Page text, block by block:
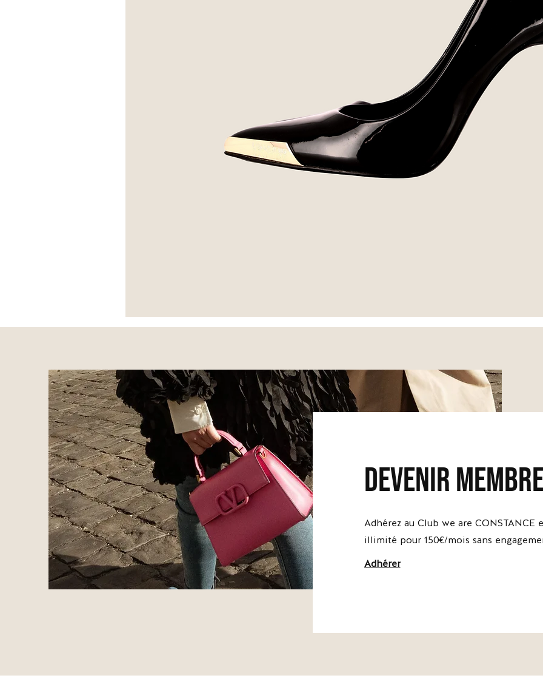
Brune
devenir
Adhérez au Club we are CONSTANCE
illimité pour 150€/mois sans
Adhérer